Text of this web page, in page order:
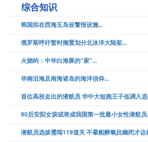
综合知识
韩国拟在西海五岛设警报设施...
俄罗斯呼吁暂时搁置划分北冰洋大陆架...
火烧屿：中华白海豚的“家”...
华南沿海及南海诸岛的海洋信仰...
首位高校走出的潜航员 华中大短跑王子低调入
90后安阳女孩或将成我国第一批最小女性潜航员
潜航员选拔需闯119道关 不晕船醉氧抗幽闭才达